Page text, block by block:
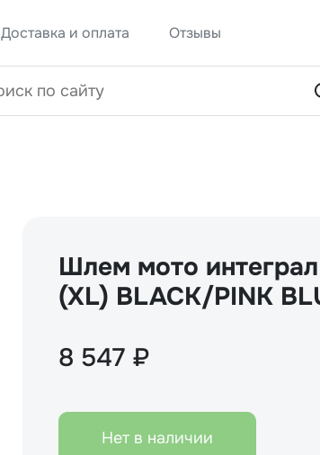
Доставка и оплата Отзывы
Шлем мото
(XL) BLACK/PINK
8 547 ₽
Нет в наличии